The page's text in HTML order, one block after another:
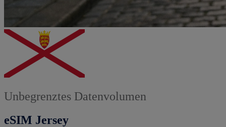
Unbegrenztes Datenvolumen
eSIM Jersey